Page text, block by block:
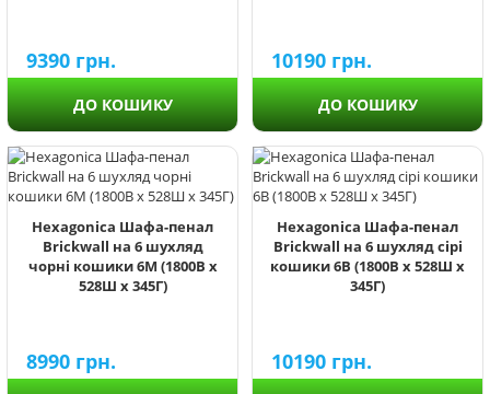
9390 грн.
ДО КОШИКУ
10190 грн.
ДО КОШИКУ
Hexagonica Шафа-пенал
Brickwall на 6 шухляд
чорні кошики 6М (1800В х
528Ш х 345Г)
8990 грн.
Hexagonica Шафа-пенал
Brickwall на 6 шухляд сірі
кошики 6В (1800В х 528Ш х
345Г)
10190 грн.